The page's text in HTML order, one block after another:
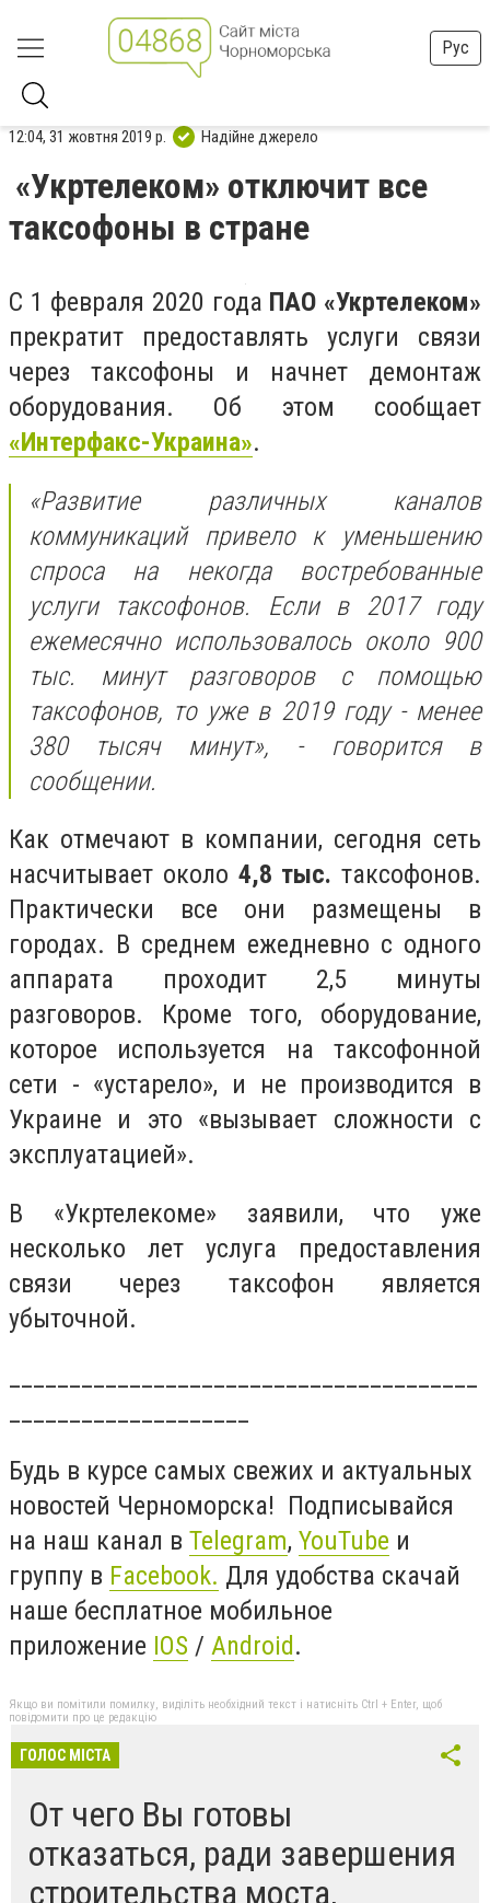
Рус
12:04, 31 жовтня 2019 р. Надійне джерело
«Укртелеком» отключит все
таксофоны в стране
С 1 февраля 2020 года ПАО «Укртелеком»
прекратит предоставлять услуги связи
через таксофоны и начнет демонтаж
оборудования. Об этом сообщает
«Интерфакс-Украина».
«Развитие различных каналов
коммуникаций привело к уменьшению
спроса на некогда востребованные
услуги таксофонов. Если в 2017 году
ежемесячно использовалось около 900
тыс. минут разговоров с помощью
таксофонов, то уже в 2019 году - менее
380 тысяч минут», - говорится в
сообщении.
Как отмечают в компании, сегодня сеть
насчитывает около 4,8 тыс. таксофонов.
Практически все они размещены в
городах. В среднем ежедневно с одного
аппарата проходит 2,5 минуты
разговоров. Кроме того, оборудование,
которое используется на таксофонной
сети - «устарело», и не производится в
Украине и это «вызывает сложности с
эксплуатацией».
В «Укртелекоме» заявили, что уже
несколько лет услуга предоставления
связи через таксофон является
убыточной.
Будь в курсе самых свежих и актуальных
новостей Черноморска! Подписывайся
на наш канал в Telegram, YouTube и
группу в Facebook. Для удобства скачай
наше бесплатное мобильное
приложение IOS / Android.
Якщо ви помітили помилку, виділіть необхідний текст і натисніть Ctrl + Enter, щоб
повідомити про це редакцію
ГОЛОС МІСТА
От чего Вы готовы
отказаться, ради завершения
строительства моста,